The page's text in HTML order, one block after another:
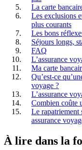
La carte
Les exclusions
plus courants
Les bons
Séjours longs,
FAQ
L’assurance
Ma carte
Qu’est-ce
voyage ?
L’assurance
Combien coûte
Le rapatriement
assurance
À lire dans la